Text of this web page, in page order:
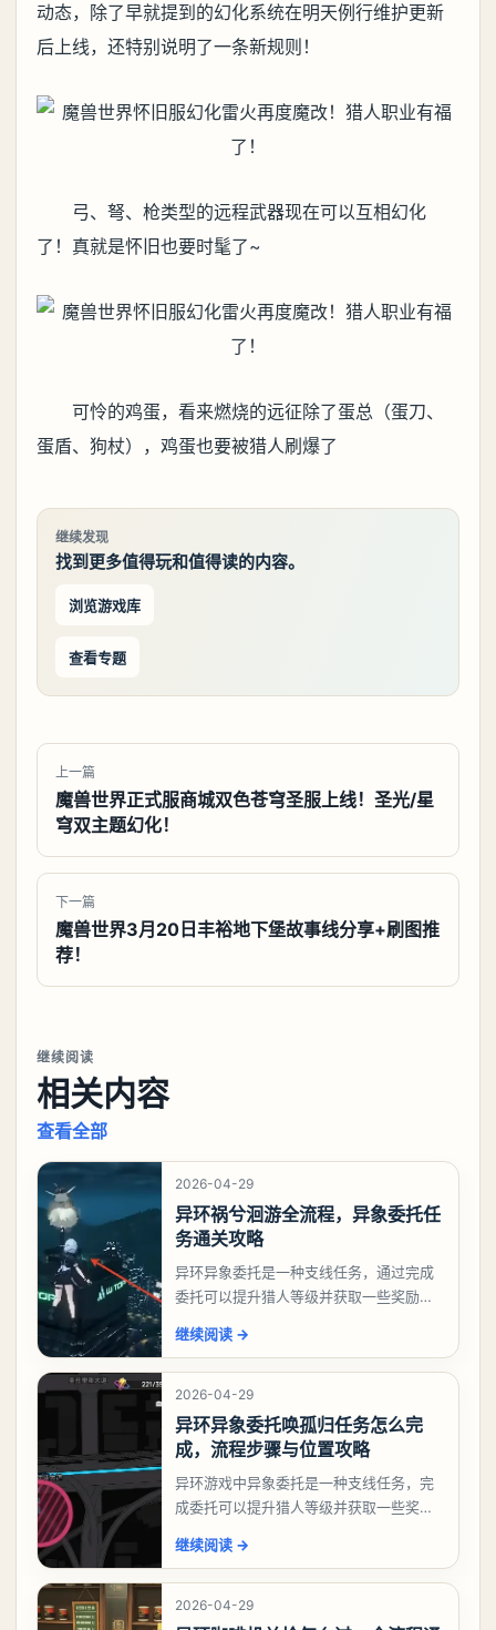
动态，除了早就提到的幻化系统在明天例行维护更新
后上线，还特别说明了一条新规则！
弓、弩、枪类型的远程武器现在可以互相幻化
了！真就是怀旧也要时髦了~
可怜的鸡蛋，看来燃烧的远征除了蛋总（蛋刀、
蛋盾、狗杖），鸡蛋也要被猎人刷爆了
继续发现
找到更多值得玩和值得读的内容。
浏览游戏库
查看专题
上一篇
魔兽世界正式服商城双色苍穹圣服上线！圣光/星
穹双主题幻化！
下一篇
魔兽世界3月20日丰裕地下堡故事线分享+刷图推
荐！
继续阅读
相关内容
查看全部
2026-04-29
异环祸兮洄游全流程，异象委托任
务通关攻略
异环异象委托是一种支线任务，通过完成
委托可以提升猎人等级并获取一些奖励，
么做，下面就来告诉大家。异环异象委托
祸兮洄游任务攻略
继续阅读 →
2026-04-29
异环异象委托唤孤归任务怎么完
成，流程步骤与位置攻略
异环游戏中异象委托是一种支线任务，完
成委托可以提升猎人等级并获取一些奖
么做，今天游戏熊就来告诉大家。异环异
象委托唤孤归任务攻
继续阅读 →
2026-04-29